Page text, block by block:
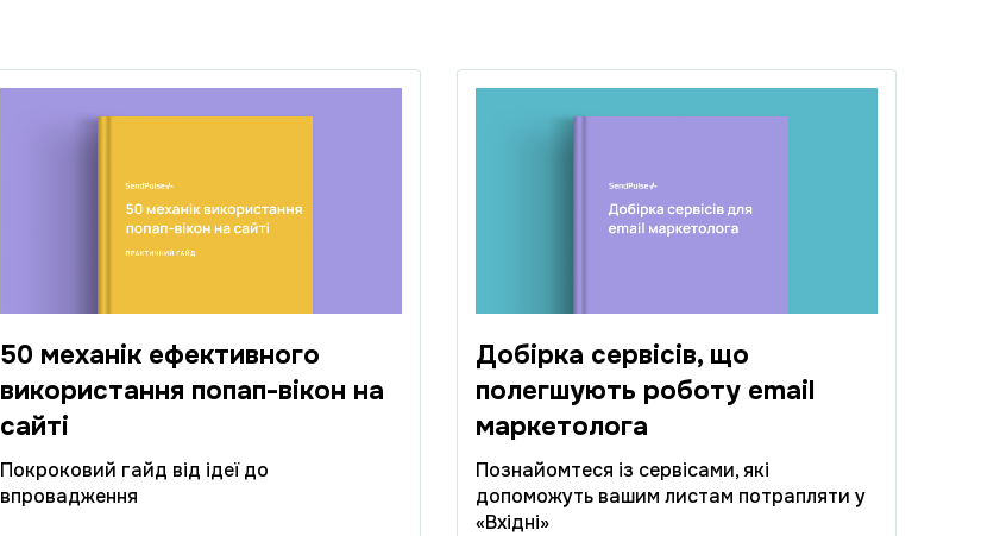
50 механік ефективного
використання попап-вікон на
сайті
Покроковий гайд від ідеї до
впровадження
Добірка сервісів, що
полегшують роботу email
маркетолога
Познайомтеся із сервісами, які
допоможуть вашим листам потрапляти у
«Вхідні»